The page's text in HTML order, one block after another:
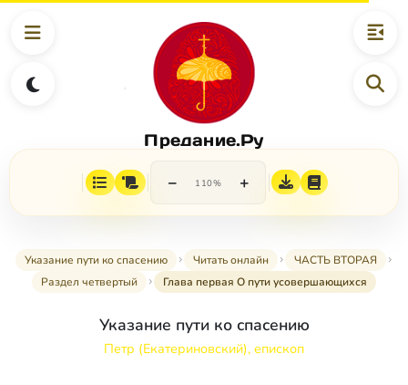
Предание.Ру
− 110% +
Указание пути ко спасению Читать онлайн
ЧАСТЬ ВТОРАЯ
Раздел четвертый
Глава первая О пути усовершающихся
Указание пути ко спасению
Петр (Екатериновский), епископ